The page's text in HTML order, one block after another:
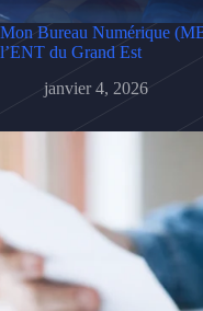
Mon Bureau Numérique
l’ENT du Grand Est
janvier 4, 2026